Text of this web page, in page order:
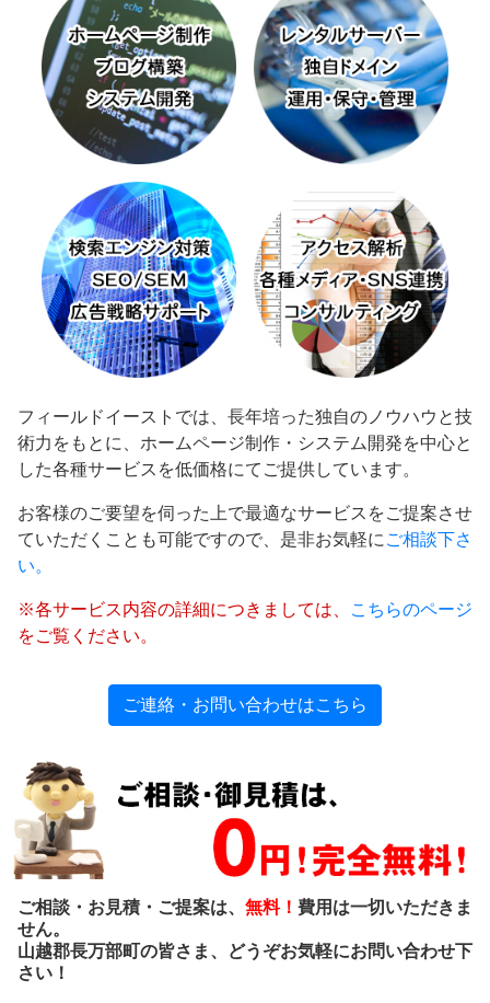
フィールドイーストでは、長年培った独自のノウハウと技
術力をもとに、ホームページ制作・システム開発を中心と
した各種サービスを低価格にてご提供しています。
お客様のご要望を伺った上で最適なサービスをご提案させ
ていただくことも可能ですので、是非お気軽に ご相談下さ
い。
※各サービス内容の詳細につきましては、
こちらのページ
をご覧ください。
ご連絡・お問い合わせはこちら
ご相談・お見積・ご提案は、 無料！ 費用は一切いただきま
せん。
山越郡長万部町の皆さま、どうぞお気軽にお問い合わせ下
さい！